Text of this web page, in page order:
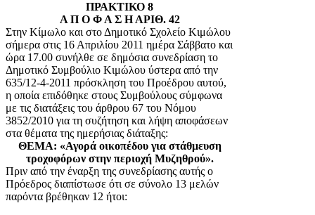
ΠΡΑΚΤΙΚΟ 8
Α Π Ο Φ Α Σ Η ΑΡΙΘ. 42
Στην Κίμωλο και στο Δημοτικό Σχολείο Κιμώλου
σήμερα στις 16 Απριλίου 2011 ημέρα Σάββατο και
ώρα 17.00 συνήλθε σε δημόσια συνεδρίαση το
Δημοτικό Συμβούλιο Κιμώλου ύστερα από την
635/12-4-2011 πρόσκληση του Προέδρου αυτού,
η οποία επιδόθηκε στους Συμβούλους σύμφωνα
με τις διατάξεις του άρθρου 67 του Νόμου
3852/2010 για τη συζήτηση και λήψη αποφάσεων
στα θέματα της ημερήσιας διάταξης:
ΘΕΜΑ: «Αγορά οικοπέδου για στάθμευση
τροχοφόρων στην περιοχή Μυζηθρού».
Πριν από την έναρξη της συνεδρίασης αυτής ο
Πρόεδρος διαπίστωσε ότι σε σύνολο 13 μελών
παρόντα βρέθηκαν 12 ήτοι: